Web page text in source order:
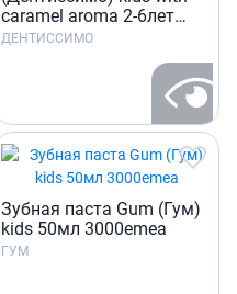
caramel aroma 2-6лет
50мл
ДЕНТИССИМО
Зубная паста Gum (Гум)
kids 50мл 3000emea
ГУМ